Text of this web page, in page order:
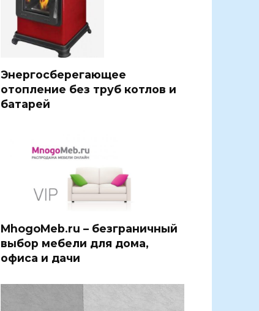
Энергосберегающее
отопление без труб котлов и
батарей
MhogoMeb.ru – безграничный
выбор мебели для дома,
офиса и дачи